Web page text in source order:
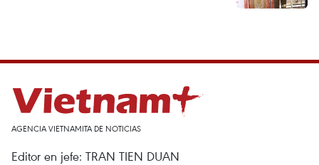
AGENCIA VIETNAMITA DE NOTICIAS
Editor en jefe: TRAN TIEN DUAN